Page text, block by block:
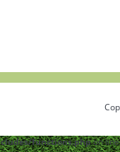
functions.phpon